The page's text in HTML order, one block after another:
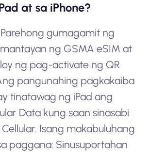
at sa iPhone?
gumagamit ng
ng GSMA eSIM at
ng pag-activate ng QR
pangunahing pagkakaiba
tinatawag ng iPad ang
Data kung saan sinasabi
Isang makabuluhang
paggana: Sinusuportahan